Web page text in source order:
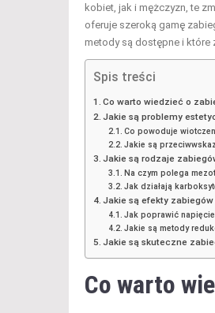
kobiet, jak i mężczyzn, te
oferuje szeroką gamę
metody są dostępne i które
Spis treści
Co warto wiedzieć o
Jakie są problemy
Co powoduje
Jakie są
Jakie są rodzaje
Na czym polega
Jak działają
Jakie są efekty
Jak poprawić
Jakie są metody
Jakie są skuteczne
Co warto